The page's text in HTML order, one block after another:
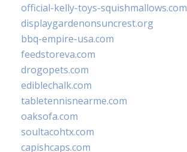
official-kelly-toys-squishmallows.com
displaygardenonsuncrest.org
bbq-empire-usa.com
feedstoreva.com
drogopets.com
ediblechalk.com
tabletennisnearme.com
oaksofa.com
soultacohtx.com
capishcaps.com